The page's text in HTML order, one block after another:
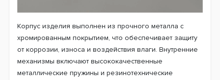
Корпус изделия выполнен из прочного металла с
хромированным покрытием, что обеспечивает защиту
от коррозии, износа и воздействия влаги. Внутренние
механизмы включают высококачественные
металлические пружины и резинотехнические